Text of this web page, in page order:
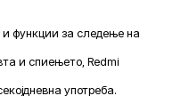
функции за следење на
и спиењето, Redmi
употреба.